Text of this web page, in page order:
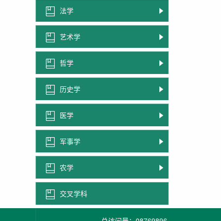
法学
艺术学
哲学
历史学
医学
军事学
农学
交叉学科